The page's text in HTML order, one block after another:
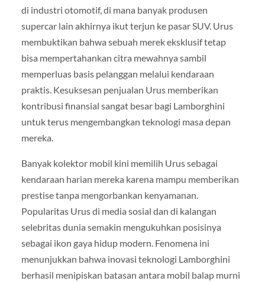
di industri otomotif, di mana banyak produsen
supercar lain akhirnya ikut terjun ke pasar SUV. Urus
membuktikan bahwa sebuah merek eksklusif tetap
bisa mempertahankan citra mewahnya sambil
memperluas basis pelanggan melalui kendaraan
praktis. Kesuksesan penjualan Urus memberikan
kontribusi finansial sangat besar bagi Lamborghini
untuk terus mengembangkan teknologi masa depan
mereka.
Banyak kolektor mobil kini memilih Urus sebagai
kendaraan harian mereka karena mampu memberikan
prestise tanpa mengorbankan kenyamanan.
Popularitas Urus di media sosial dan di kalangan
selebritas dunia semakin mengukuhkan posisinya
sebagai ikon gaya hidup modern. Fenomena ini
menunjukkan bahwa inovasi teknologi Lamborghini
berhasil menipiskan batasan antara mobil balap murni